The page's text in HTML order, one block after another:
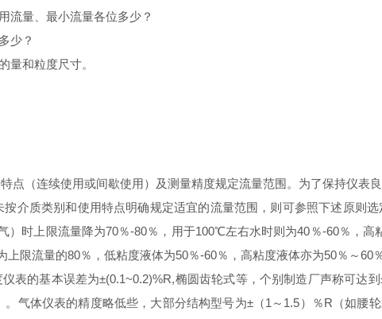
流量、最小流量各位多少？
少？
量和粒度尺寸。
点（连续使用或间歇使用）及测量精度规定流量范围。为了保持仪表
按介质类别和使用特点明确规定适宜的流量范围，则可参照下述原则
）时上限流量降为70％-80％，用于100℃左右水时则为40 ％-60％，高
上限流量的80％，低粘度液体为50％-60％，高粘度液体亦为50％～60
表的基本误差为±(0.1~0.2)%R,椭圆齿轮式等，个别制造厂声称可达
。气体仪表的精度略低些，大部分结构型号为±（1 ～ 1.5）％R （如腰